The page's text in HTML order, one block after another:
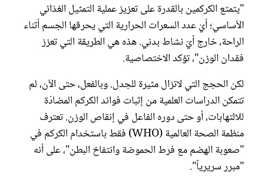
"يتمتع الكركمين بالقدرة على تعزيز عملية التمثيل الغذائي
الأساسي؛ أيْ عدد السعرات الحرارية التي يحرقها الجسم أثناء
الراحة، خارج أيّ نشاط بدني. هذه هي الطريقة التي تعزز
فقدان الوزن"، تؤكد الاختصاصية.
لكن الحجج التي لاتزال مثيرة للجدل. وبالفعل، حتى الآن، لم
تتمكن الدراسات العلمية من إثبات فوائد الكركم المضادّة
للالتهابات، أو حتى دوره الفاعل في إنقاص الوزن. تعترف
منظمة الصحة العالمية (WHO) فقط باستخدام الكركم في
"صعوبة الهضم مع فرط الحموضة وانتفاخ البطن"، على أنه
"مبرر سريرياً".